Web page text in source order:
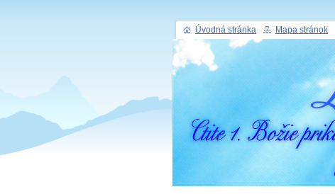
Úvodná stránka Mapa stránok